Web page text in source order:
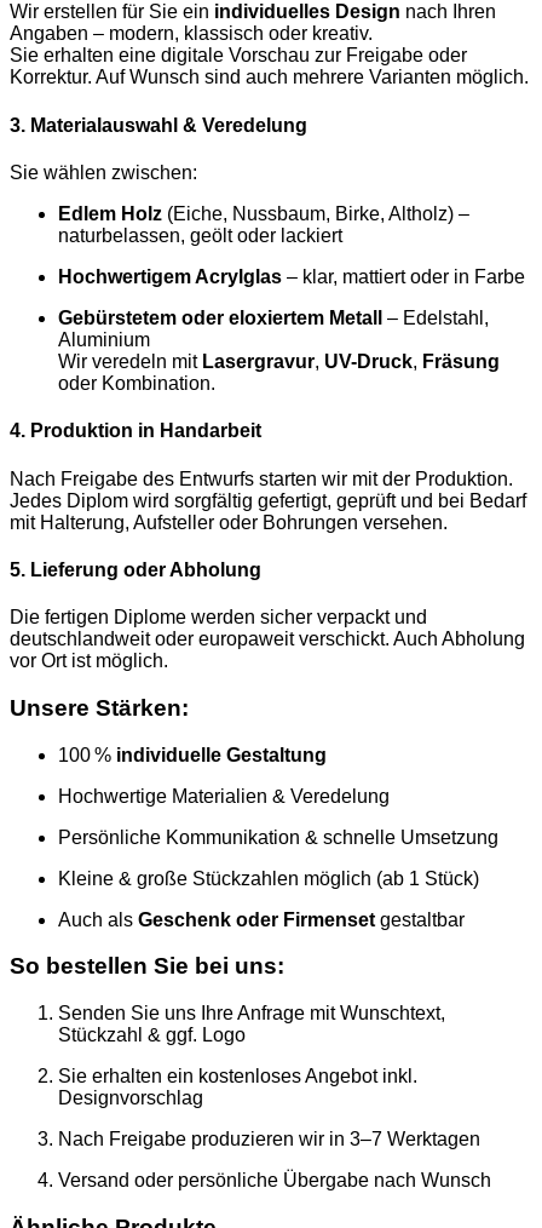
Wir erstellen für Sie ein individuelles Design nach Ihren
Angaben – modern, klassisch oder kreativ.
Sie erhalten eine digitale Vorschau zur Freigabe oder
Korrektur. Auf Wunsch sind auch mehrere Varianten möglich.
3. Materialauswahl & Veredelung
Sie wählen zwischen:
Edlem Holz (Eiche, Nussbaum, Birke, Altholz) –
naturbelassen, geölt oder lackiert
Hochwertigem Acrylglas – klar, mattiert oder in Farbe
Gebürstetem oder eloxiertem Metall
– Edelstahl,
Aluminium
Wir veredeln mit Lasergravur, UV-Druck, Fräsung
oder Kombination.
4. Produktion in Handarbeit
Nach Freigabe des Entwurfs starten wir mit der Produktion.
Jedes Diplom wird sorgfältig gefertigt, geprüft und bei Bedarf
mit Halterung, Aufsteller oder Bohrungen versehen.
5. Lieferung oder Abholung
Die fertigen Diplome werden sicher verpackt und
deutschlandweit oder europaweit verschickt. Auch Abholung
vor Ort ist möglich.
Unsere Stärken:
100 % individuelle Gestaltung
Hochwertige Materialien & Veredelung
Persönliche Kommunikation & schnelle Umsetzung
Kleine & große Stückzahlen möglich (ab 1 Stück)
Auch als Geschenk oder Firmenset gestaltbar
So bestellen Sie bei uns:
Senden Sie uns Ihre Anfrage mit Wunschtext,
Stückzahl & ggf. Logo
Sie erhalten ein kostenloses Angebot inkl.
Designvorschlag
Nach Freigabe produzieren wir in 3–7 Werktagen
Versand oder persönliche Übergabe nach Wunsch